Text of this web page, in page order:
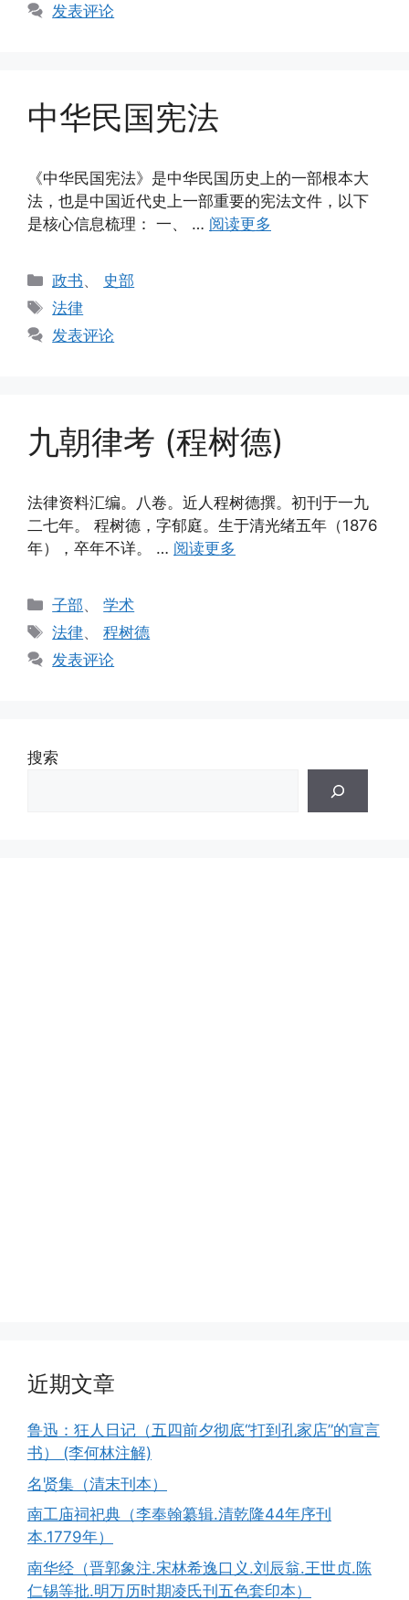
发表评论
中华民国宪法
《中华民国宪法》是中华民国历史上的一部根本大
法，也是中国近代史上一部重要的宪法文件，以下
是核心信息梳理： 一、 … 阅读更多
分
类
政书、 史部
标
签
法律
发表评论
九朝律考 (程树德)
法律资料汇编。八卷。近人程树德撰。初刊于一九
二七年。 程树德，字郁庭。生于清光绪五年（1876
年），卒年不详。 … 阅读更多
分
类
子部、学术
标
签
法律、程树德
发表评论
搜索
近期文章
鲁迅：狂人日记（五四前夕彻底“打到孔家店”的宣言
书） (李何林注解)
名贤集（清末刊本）
南工庙祠祀典（李奉翰纂辑.清乾隆44年序刊
本.1779年）
南华经（晋郭象注.宋林希逸口义.刘辰翁.王世贞.陈
仁锡等批.明万历时期凌氏刊五色套印本）